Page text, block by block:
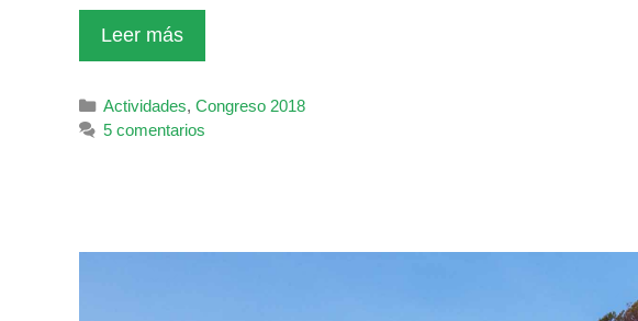
Leer más
Categorías
Actividades,Congreso 2018
5 comentarios